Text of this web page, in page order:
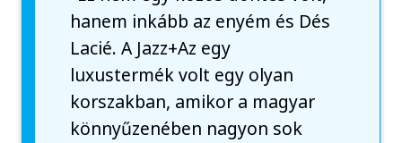
hanem inkább az enyém és Dés
Lacié. A Jazz+Az egy
luxustermék volt egy olyan
korszakban, amikor a magyar
könnyűzenében nagyon sok